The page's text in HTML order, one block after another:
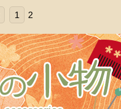
1 2